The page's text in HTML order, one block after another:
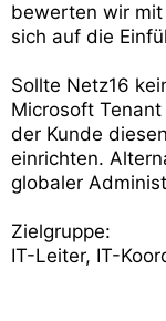
bewerten wir
sich auf die
Sollte Netz16
Microsoft
der Kunde
einrichten.
globaler
Zielgruppe:
IT-Leiter, IT-